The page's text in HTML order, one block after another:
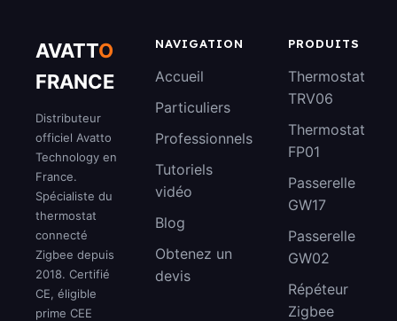
AVATTO
FRANCE
Distributeur
officiel Avatto
Technology en
France.
Spécialiste du
thermostat
connecté
Zigbee depuis
2018. Certifié
CE, éligible
prime CEE
NAVIGATION
Accueil
Particuliers
Professionnels
Tutoriels
vidéo
Blog
Obtenez un
devis
PRODUITS
Thermostat
TRV06
Thermostat
FP01
Passerelle
GW17
Passerelle
GW02
Répéteur
Zigbee